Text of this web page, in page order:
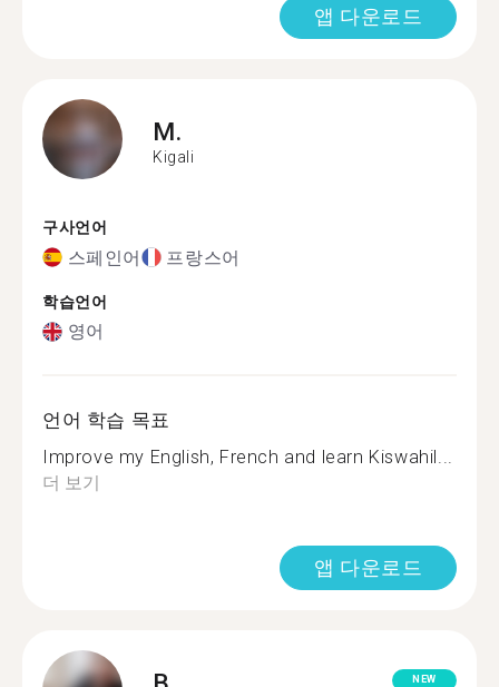
앱 다운로드
M.
Kigali
구사언어
스페인어 프랑스어
학습언어
영어
언어 학습 목표
Improve my English, French and learn Kiswahil...
더 보기
앱 다운로드
NEW